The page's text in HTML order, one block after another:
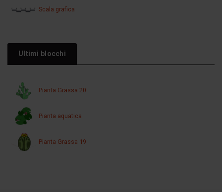
Scala grafica
Ultimi blocchi
Pianta Grassa 20
Pianta aquatica
Pianta Grassa 19